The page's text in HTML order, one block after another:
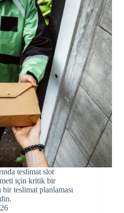
teslimat slot
için kritik bir
bir teslimat planlaması